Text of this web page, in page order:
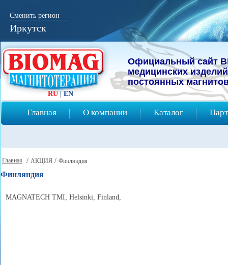
Официальный сайт
мeдицинcких
постоянных
Главная О компании Каталог
RU | EN
Сменить регион
Иркутск
Главная / АКЦИЯ / Финляндия
Финляндия
MAGNATECH TMI, Helsinki, Finland,